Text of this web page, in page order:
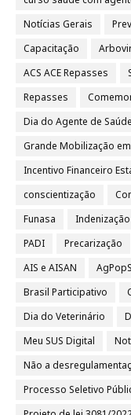
Notícias Gerais
Capacitação
ACS ACE Repasses
Repasses
Dia do Agente de
Grande Mobilização
Incentivo Financeiro
conscientização
Funasa
Indenização
PADI
Precarização
AIS e AISAN
Brasil Participativo
Dia do Veterinário
Meu SUS Digital
Não a
Processo Seletivo